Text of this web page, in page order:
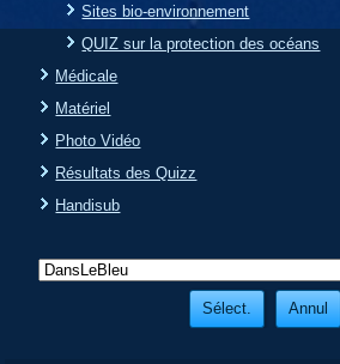
Sites bio-environnement
QUIZ sur la protection des océans
Médicale
Matériel
Photo Vidéo
Résultats des Quizz
Handisub